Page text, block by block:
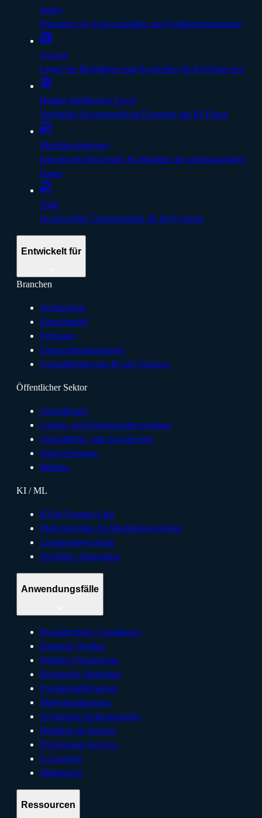
Safety
Erkennen Sie Schwachstellen und Fehlinterpretationen
Govern
Legen Sie Richtlinien und Kontrollen für KI-Daten fest
Human Intelligence Layer
Verbinden Sie menschliche Expertise mit KI-Daten
Modellevaluierung
Entwickeln Sie bessere KI-Modelle mit mehrsprachigen
Daten
Train
Hochwertige Trainingsdaten für KI-Systeme
Entwickelt für
Branchen
Technologie
Einzelhandel
Fertigung
Finanzdienstleistungen
Gesundheitswesen & Life Sciences
Öffentlicher Sektor
Verteidigung
Landes- und Kommunalverwaltung
Gesundheits- und Sozialwesen
Strafverfolgung
Bildung
KI / ML
KI für Frontier Labs
Mehrsprachige KI-Modellentwicklung
Leistungsbewertung
Workflow-Integration
Anwendungsfälle
Regulatorische Compliance
Klinische Studien
Website-Übersetzung
Regionales Marketing
Produkteinführungen
Markenkampagnen
Technische Dokumentation
Helpdesk & Support
Professional Services
E-Learning
Multimedia
Ressourcen